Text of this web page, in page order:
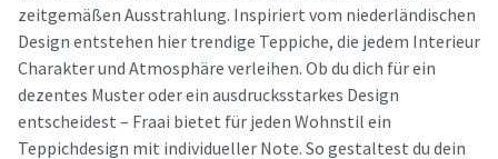
zeitgemäßen Ausstrahlung. Inspiriert vom niederländischen
Design entstehen hier trendige Teppiche, die jedem Interieur
Charakter und Atmosphäre verleihen. Ob du dich für ein
dezentes Muster oder ein ausdrucksstarkes Design
entscheidest – Fraai bietet für jeden Wohnstil ein
Teppichdesign mit individueller Note. So gestaltest du dein